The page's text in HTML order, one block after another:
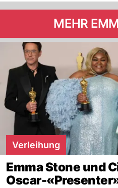
MEHR
Verleihung
Emma Stone und
Oscar-